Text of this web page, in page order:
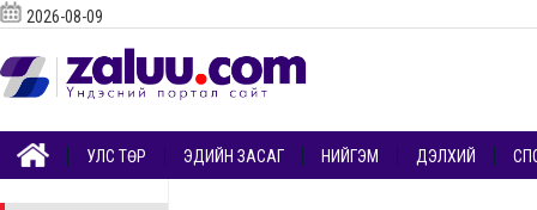
2026-08-09
УЛС ТӨР ЭДИЙН ЗАСАГ НИЙГЭМ ДЭЛХИЙ